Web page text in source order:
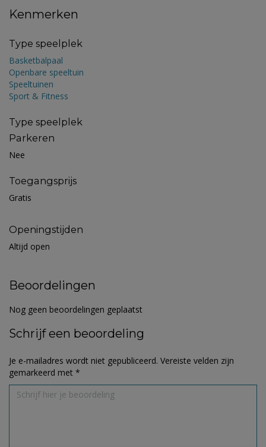
Kenmerken
Type speelplek
Basketbalpaal
Openbare speeltuin
Speeltuinen
Sport & Fitness
Type speelplek
Parkeren
Nee
Toegangsprijs
Gratis
Openingstijden
Altijd open
Beoordelingen
Nog geen beoordelingen geplaatst
Schrijf een beoordeling
Je e-mailadres wordt niet gepubliceerd. Vereiste velden zijn
gemarkeerd met *